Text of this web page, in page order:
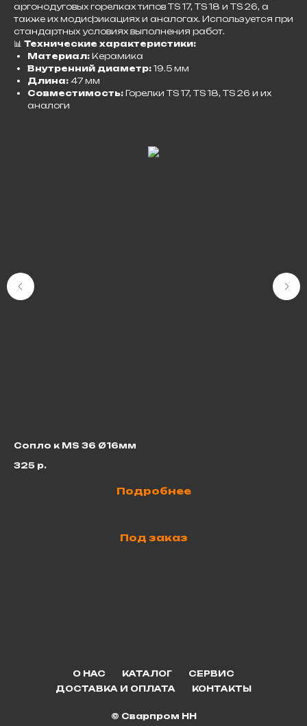
аргонодуговых горелках типов TS 17, TS 18 и TS 26, а
также их модификациях и аналогах. Используется при
стандартных условиях выполнения работ.​
📊 Технические характеристики:
Материал: Керамика
Внутренний диаметр: 19.5 мм
Длина: 47 мм
Совместимость: Горелки TS 17, TS 18, TS 26 и их
аналоги
Сопло к MS 36 Ø16мм
325 р.
Подробнее
Под заказ
О НАС КАТАЛОГ
СЕРВИС
ДОСТАВКА И ОПЛАТА
КОНТАКТЫ
© Сварпром НН